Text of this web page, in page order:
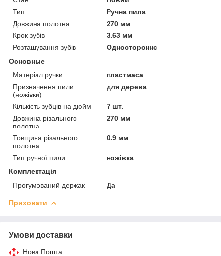
Тип
Ручна пила
Довжина полотна
270 мм
Крок зубів
3.63 мм
Розташування зубів
Одностороннє
Основные
Матеріал ручки
пластмаса
Призначення пили
(ножівки)
для дерева
Кількість зубців на дюйм
7 шт.
Довжина різального
полотна
270 мм
Товщина різального
полотна
0.9 мм
Тип ручної пили
ножівка
Комплектація
Прогумований держак
Да
Приховати
Умови доставки
Нова Пошта